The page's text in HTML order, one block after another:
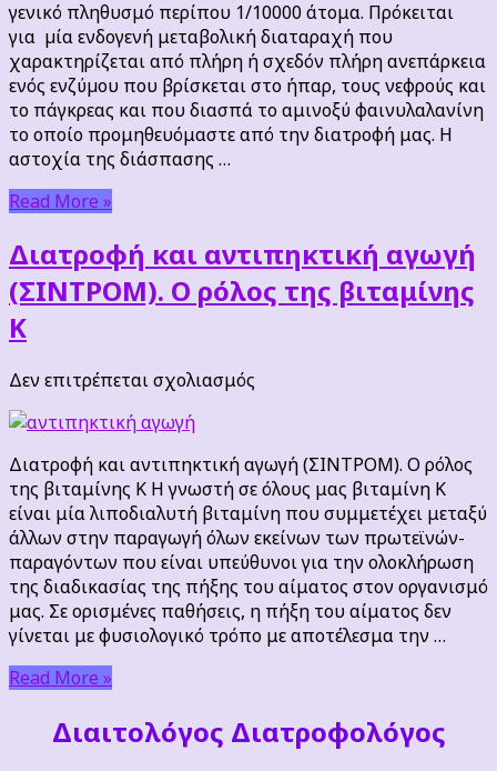
γενικό πληθυσμό περίπου 1/10000 άτομα. Πρόκειται
για µία ενδογενή μεταβολική διαταραχή που
χαρακτηρίζεται από πλήρη ή σχεδόν πλήρη ανεπάρκεια
ενός ενζύµου που βρίσκεται στο ήπαρ, τους νεφρούς και
το πάγκρεας και που διασπά το αμινοξύ φαινυλαλανίνη
το οποίο προμηθευόμαστε από την διατροφή μας. Η
αστοχία της διάσπασης …
Read More »
Διατροφή και αντιπηκτική αγωγή
(ΣΙΝΤΡΟΜ). Ο ρόλος της βιταμίνης
Κ
Δεν επιτρέπεται σχολιασμός
αντιπηκτική
αγωγή
(ΣΙΝΤΡΟΜ).
Ο
ρόλος
της
βιταμίνης
Κ
Διατροφή και αντιπηκτική αγωγή (ΣΙΝΤΡΟΜ). Ο ρόλος
της βιταμίνης Κ Η γνωστή σε όλους μας βιταμίνη Κ
είναι μία λιποδιαλυτή βιταμίνη που συμμετέχει μεταξύ
άλλων στην παραγωγή όλων εκείνων των πρωτεϊνών-
παραγόντων που είναι υπεύθυνοι για την ολοκλήρωση
της διαδικασίας της πήξης του αίματος στον οργανισμό
μας. Σε ορισμένες παθήσεις, η πήξη του αίματος δεν
γίνεται με φυσιολογικό τρόπο με αποτέλεσμα την …
Read More »
Διαιτoλόγος Διατροφολόγος